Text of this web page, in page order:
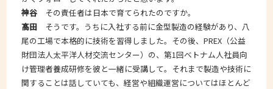
神谷 その責任者は日本で育てられたのですか。
髙田 そうです。うちに入社する前に金型製造の経験があり、八
尾の工場で本格的に技術を習得しました。その後、PREX（公益
財団法人太平洋人材交流センター）の、第1回ベトナム人社員向
け管理者養成研修を彼と一緒に受講して。それまで製造や技術に
関することは話していても、経営や組織運営についてはほとんど